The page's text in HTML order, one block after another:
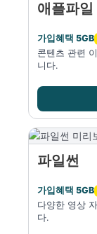
애플파일
가입혜택 5GB
콘텐츠 관련
니다.
파일썬
가입혜택 5GB
다양한 영상
다.